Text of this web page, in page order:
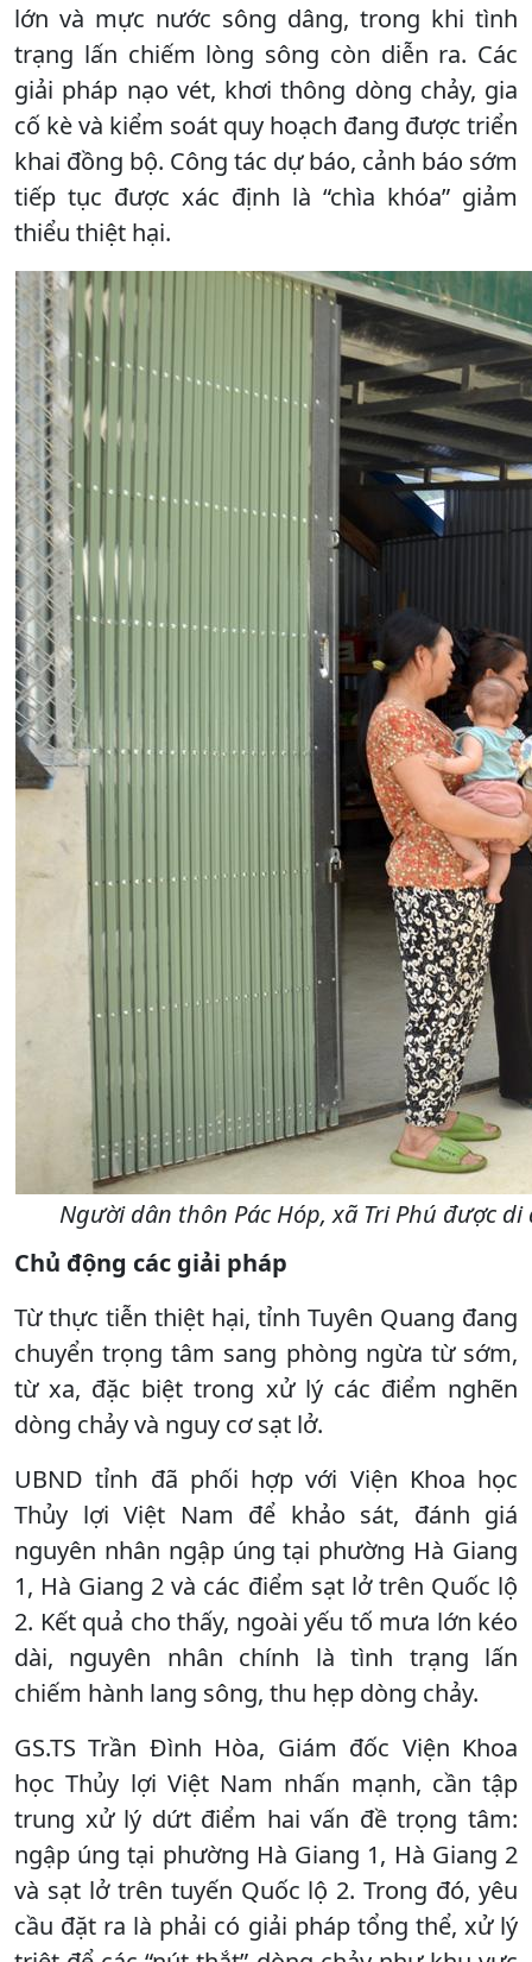
lớn và mực nước sông dâng, trong khi tình
trạng lấn chiếm lòng sông còn diễn ra. Các
giải pháp nạo vét, khơi thông dòng chảy, gia
cố kè và kiểm soát quy hoạch đang được triển
khai đồng bộ. Công tác dự báo, cảnh báo sớm
tiếp tục được xác định là “chìa khóa” giảm
thiểu thiệt hại.
Người dân thôn Pác Hóp, xã Tri Phú được
Chủ động các giải pháp
Từ thực tiễn thiệt hại, tỉnh Tuyên Quang đang
chuyển trọng tâm sang phòng ngừa từ sớm,
từ xa, đặc biệt trong xử lý các điểm nghẽn
dòng chảy và nguy cơ sạt lở.
UBND tỉnh đã phối hợp với Viện Khoa học
Thủy lợi Việt Nam để khảo sát, đánh giá
nguyên nhân ngập úng tại phường Hà Giang
1, Hà Giang 2 và các điểm sạt lở trên Quốc lộ
2. Kết quả cho thấy, ngoài yếu tố mưa lớn kéo
dài, nguyên nhân chính là tình trạng lấn
chiếm hành lang sông, thu hẹp dòng chảy.
GS.TS Trần Đình Hòa, Giám đốc Viện Khoa
học Thủy lợi Việt Nam nhấn mạnh, cần tập
trung xử lý dứt điểm hai vấn đề trọng tâm:
ngập úng tại phường Hà Giang 1, Hà Giang 2
và sạt lở trên tuyến Quốc lộ 2. Trong đó, yêu
cầu đặt ra là phải có giải pháp tổng thể, xử lý